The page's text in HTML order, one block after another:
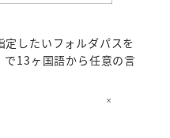
定したいフォルダパスを
13ヶ国語から任意の言